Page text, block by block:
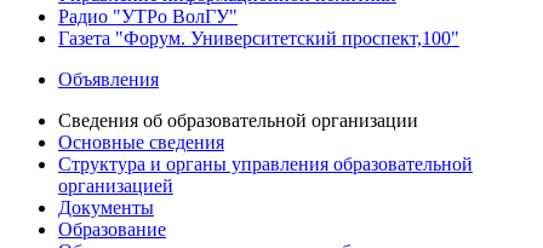
Радио "УТРо ВолГУ"
Газета "Форум. Университетский проспект,100"
Объявления
Сведения об образовательной организации
Основные сведения
Структура и органы управления образовательной
организацией
Документы
Образование